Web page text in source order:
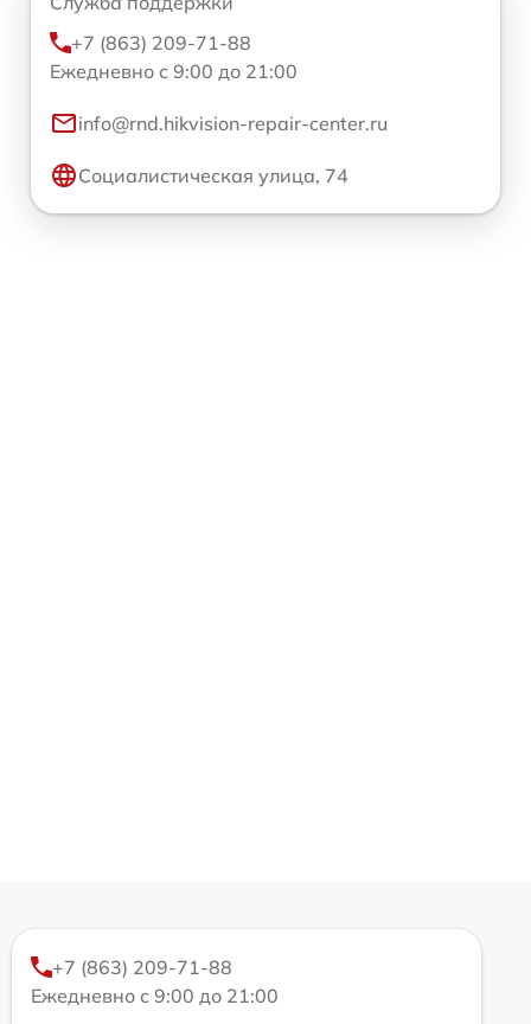
+7 (863) 209-71-88
Ежедневно с 9:00 до 21:00
info@rnd.hikvision-repair-center.ru
Социалистическая улица, 74
+7 (863) 209-71-88
Ежедневно с 9:00 до 21:00